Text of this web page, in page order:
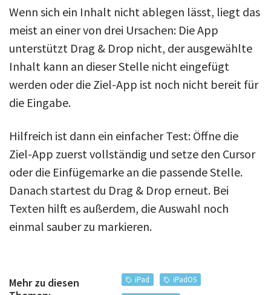
Wenn sich ein Inhalt nicht ablegen lässt, liegt das
meist an einer von drei Ursachen: Die App
unterstützt Drag & Drop nicht, der ausgewählte
Inhalt kann an dieser Stelle nicht eingefügt
werden oder die Ziel-App ist noch nicht bereit für
die Eingabe.
Hilfreich ist dann ein einfacher Test: Öffne die
Ziel-App zuerst vollständig und setze den Cursor
oder die Einfügemarke an die passende Stelle.
Danach startest du Drag & Drop erneut. Bei
Texten hilft es außerdem, die Auswahl noch
einmal sauber zu markieren.
Mehr zu diesen
iPad
iPadOS